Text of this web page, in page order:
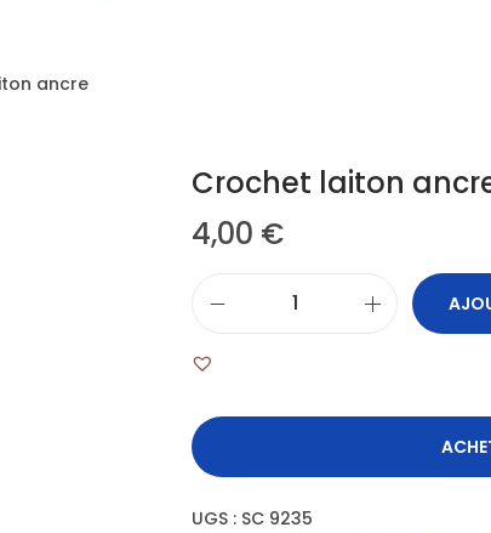
ancre
Crochet laiton
4,00 €
UGS : SC 9235